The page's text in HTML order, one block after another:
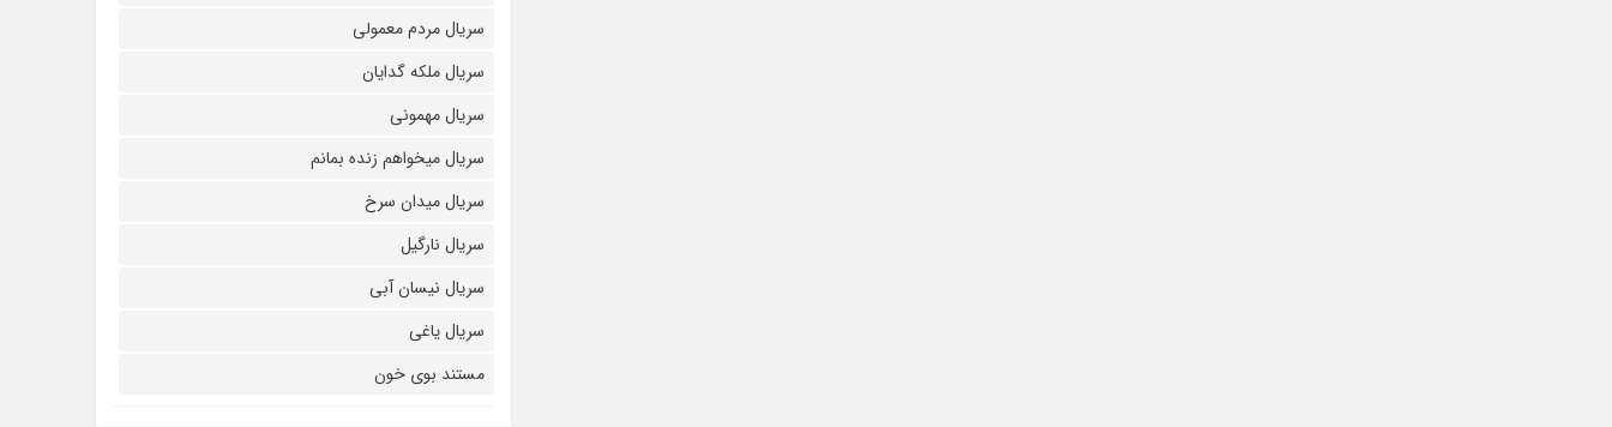
سریال مردم معمولی
سریال ملکه گدایان
سریال مهمونی
سریال میخواهم زنده بمانم
سریال میدان سرخ
سریال نارگیل
سریال نیسان آبی
سریال یاغی
مستند بوی خون